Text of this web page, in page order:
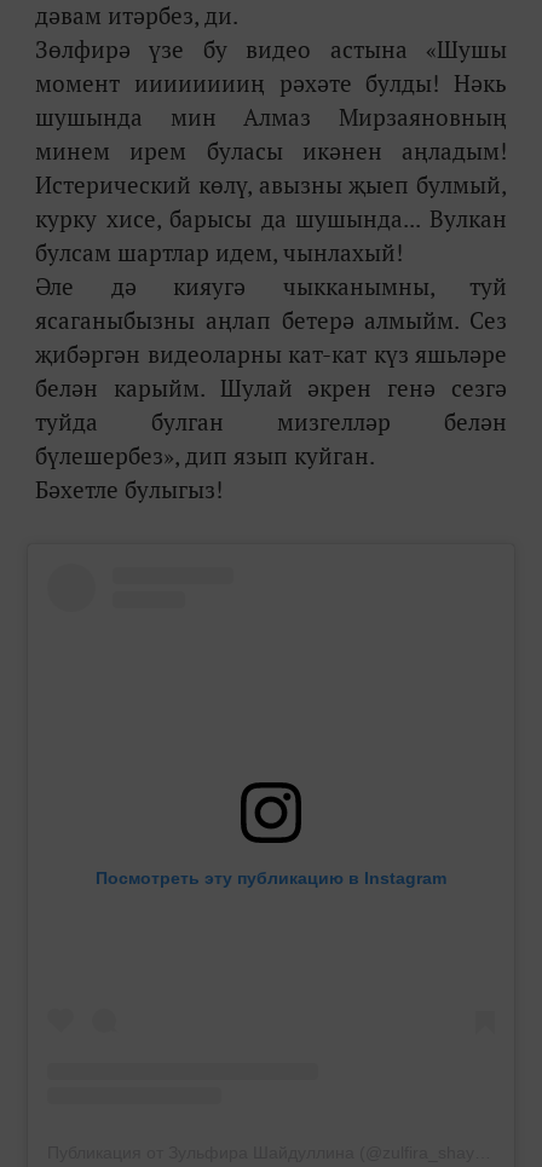
дәвам итәрбез, ди.
Зөлфирә үзе бу видео астына «Шушы
момент ииииииииң рәхәте булды! Нәкь
шушында мин Алмаз Мирзаяновның
минем ирем буласы икәнен аңладым!
Истерический көлү, авызны җыеп булмый,
курку хисе, барысы да шушында... Вулкан
булсам шартлар идем, чынлахый!
Әле дә кияугә чыкканымны, туй
ясаганыбызны аңлап бетерә алмыйм. Сез
җибәргән видеоларны кат-кат күз яшьләре
белән карыйм. Шулай әкрен генә сезгә
туйда булган мизгелләр белән
бүлешербез», дип язып куйган.
Бәхетле булыгыз!
Посмотреть эту публикацию в Instagram